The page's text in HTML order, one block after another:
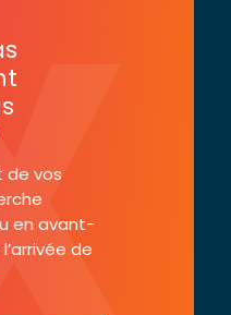
de vos
en avant-
de